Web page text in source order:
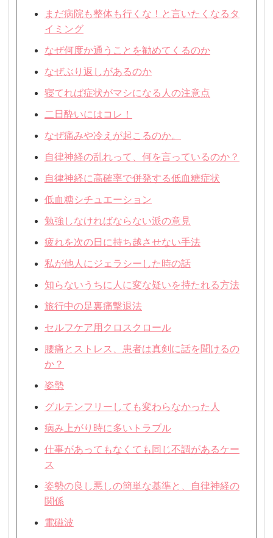
まだ病院も整体も行くな！と言いたくなるタ
イミング
なぜ何度か通うことを勧めてくるのか
なぜぶり返しがあるのか
寝てれば症状がマシになる人の注意点
二日酔いにはコレ！
なぜ痛みや冷えが起こるのか。
自律神経の乱れって、何を言っているのか？
自律神経に高確率で併発する低血糖症状
低血糖シチュエーション
勉強しなければならない派の意見
疲れを次の日に持ち越させない手法
私が他人にジェラシーした時の話
知らないうちに人に変な疑いを持たれる方法
旅行中の足裏痛撃退法
セルフケア用クロスクロール
腰痛とストレス、患者は真剣に話を聞けるの
か？
姿勢
グルテンフリーしても変わらなかった人
病み上がり時に多いトラブル
仕事があってもなくても同じ不調があるケー
ス
姿勢の良し悪しの簡単な基準と、自律神経の
関係
電磁波